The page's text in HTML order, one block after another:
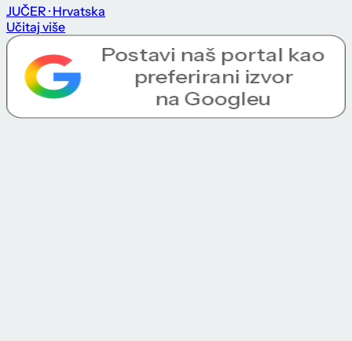
JUČER · Hrvatska
Učitaj više